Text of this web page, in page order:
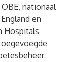
nationaal
en
Hospitals